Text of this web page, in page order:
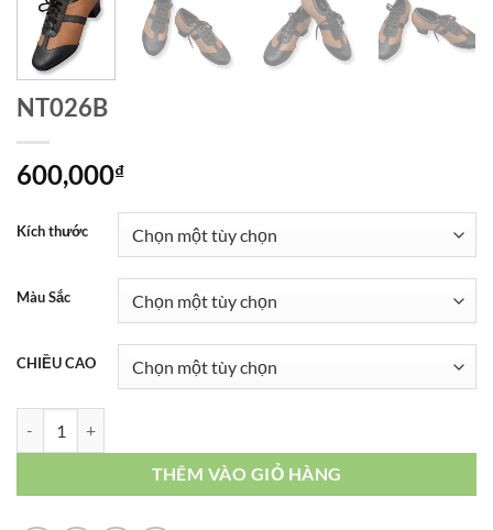
NT026B
600,000₫
Kích thước
Màu Sắc
CHIỀU CAO
THÊM VÀO GIỎ HÀNG